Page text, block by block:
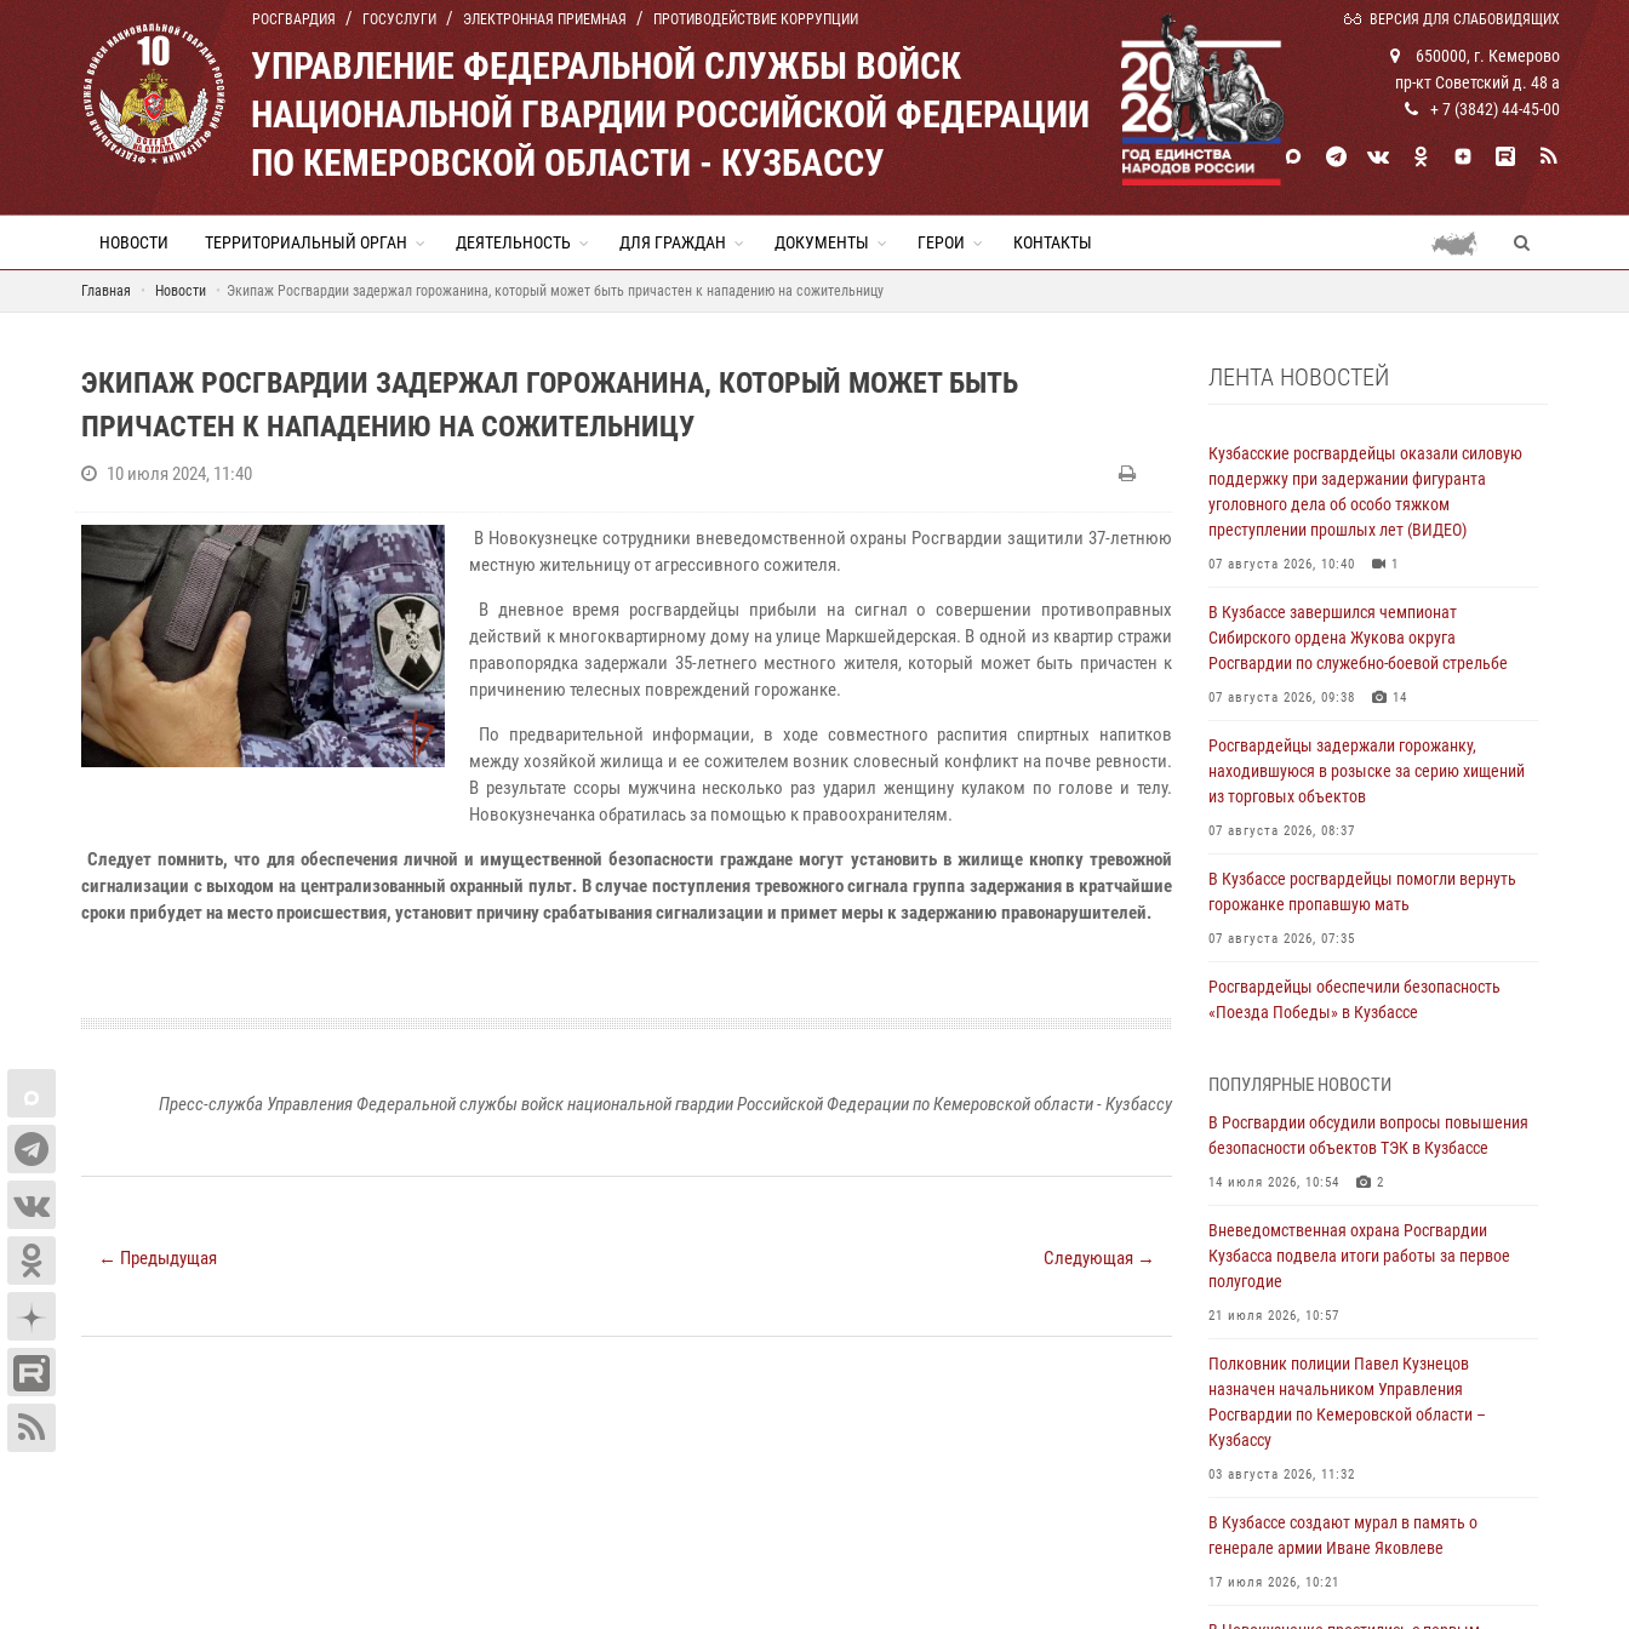
РОСГВАРДИЯ ГОСУСЛУГИ ЭЛЕКТРОННАЯ ПРИЕМНАЯ ПРОТИВОДЕЙСТВИЕ КОРРУПЦИИ ВЕРСИЯ ДЛЯ СЛАБОВИДЯЩИХ
УПРАВЛЕНИЕ ФЕДЕРАЛЬНОЙ СЛУЖБЫ ВОЙСК
НАЦИОНАЛЬНОЙ ГВАРДИИ РОССИЙСКОЙ ФЕДЕРАЦИИ
ПО КЕМЕРОВСКОЙ ОБЛАСТИ - КУЗБАССУ
650000, г. Кемерово
пр-кт Советский д. 48 а
+ 7 (3842) 44-45-00
НОВОСТИ ТЕРРИТОРИАЛЬНЫЙ ОРГАН ДЕЯТЕЛЬНОСТЬ ДЛЯ ГРАЖДАН ДОКУМЕНТЫ ГЕРОИ КОНТАКТЫ
Главная Новости Экипаж Росгвардии задержал горожанина, который может быть причастен к нападению на сожительницу
ЭКИПАЖ РОСГВАРДИИ ЗАДЕРЖАЛ ГОРОЖАНИНА, КОТОРЫЙ МОЖЕТ БЫТЬ
ПРИЧАСТЕН К НАПАДЕНИЮ НА СОЖИТЕЛЬНИЦУ
10 июля 2024, 11:40
В Новокузнецке сотрудники вневедомственной охраны Росгвардии защитили 37-летнюю
местную жительницу от агрессивного сожителя.
В дневное время росгвардейцы прибыли на сигнал о совершении противоправных
действий к многоквартирному дому на улице Маркшейдерская. В одной из квартир стражи
правопорядка задержали 35-летнего местного жителя, который может быть причастен к
причинению телесных повреждений горожанке.
По предварительной информации, в ходе совместного распития спиртных напитков
между хозяйкой жилища и ее сожителем возник словесный конфликт на почве ревности.
В результате ссоры мужчина несколько раз ударил женщину кулаком по голове и телу.
Новокузнечанка обратилась за помощью к правоохранителям.
Следует помнить, что для обеспечения личной и имущественной безопасности граждане могут установить в жилище кнопку тревожной
сигнализации с выходом на централизованный охранный пульт. В случае поступления тревожного сигнала группа задержания в кратчайшие
сроки прибудет на место происшествия, установит причину срабатывания сигнализации и примет меры к задержанию правонарушителей.
Пресс-служба Управления Федеральной службы войск национальной гвардии Российской Федерации по Кемеровской области - Кузбассу
← Предыдущая Следующая →
ЛЕНТА НОВОСТЕЙ
Кузбасские росгвардейцы оказали силовую
поддержку при задержании фигуранта
уголовного дела об особо тяжком
преступлении прошлых лет (ВИДЕО)
07 августа 2026, 10:40 1
В Кузбассе завершился чемпионат
Сибирского ордена Жукова округа
Росгвардии по служебно-боевой стрельбе
07 августа 2026, 09:38 14
Росгвардейцы задержали горожанку,
находившуюся в розыске за серию хищений
из торговых объектов
07 августа 2026, 08:37
В Кузбассе росгвардейцы помогли вернуть
горожанке пропавшую мать
07 августа 2026, 07:35
Росгвардейцы обеспечили безопасность
«Поезда Победы» в Кузбассе
Генерал-полковник Олег Плохой поздравил
специалистов организационно-штатных
подразделений Росгвардии с
профессиональным праздником
С 1 сентября 2026 года вступает в силу новый
федеральный закон о частной охранной
Росгвардейцы задержали предполагаемого
виновника причинения ножевого ранения
кемеровчанину
06 августа 2026, 09:18
Росгвардейцы задержали мужчину,
повредившего имущество горожанки
06 августа 2026, 08:17
ПОПУЛЯРНЫЕ НОВОСТИ
В Росгвардии обсудили вопросы повышения
безопасности объектов ТЭК в Кузбассе
14 июля 2026, 10:54 2
Вневедомственная охрана Росгвардии
Кузбасса подвела итоги работы за первое
полугодие
21 июля 2026, 10:57
Полковник полиции Павел Кузнецов
назначен начальником Управления
Росгвардии по Кемеровской области –
Кузбассу
03 августа 2026, 11:32
В Кузбассе создают мурал в память о
генерале армии Иване Яковлеве
17 июля 2026, 10:21